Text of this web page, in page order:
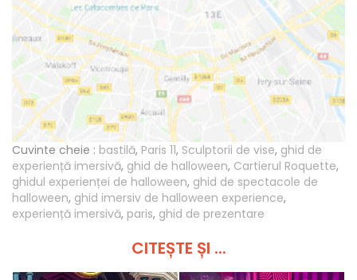
Cuvinte cheie : bastilă, Paris 11, Sculptorii de vise, ghid de
experiență imersivă, ghid de halloween, Cartierul Roquette,
ghidul experienței de halloween, ghid de spectacole de
halloween, ghid imersiv de halloween experience,
experiență imersivă, paris, ghid de prezentare
CITEȘTE ȘI ...